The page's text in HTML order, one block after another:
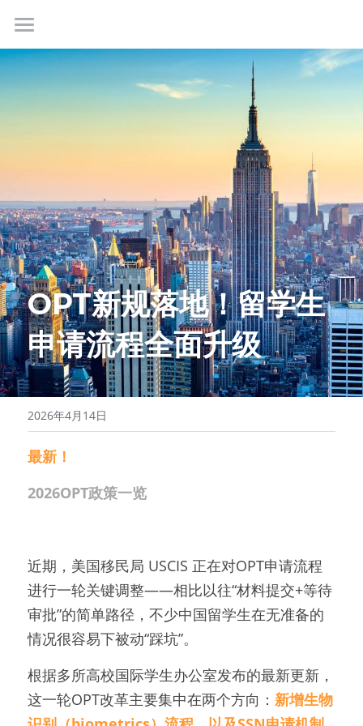
首页
最新情报
学生社群
联系我们
免费咨询
OPT新规落地！留学生
申请流程全面升级
2026年4月14日
最新！
2026OPT政策一览
近期，美国移民局 USCIS 正在对OPT申请流程
进行一轮关键调整——相比以往“材料提交+等待
审批”的简单路径，不少中国留学生在无准备的
情况很容易下被动“踩坑”。
根据多所高校国际学生办公室发布的最新更新，
这一轮OPT改革主要集中在两个方向： 新增生物